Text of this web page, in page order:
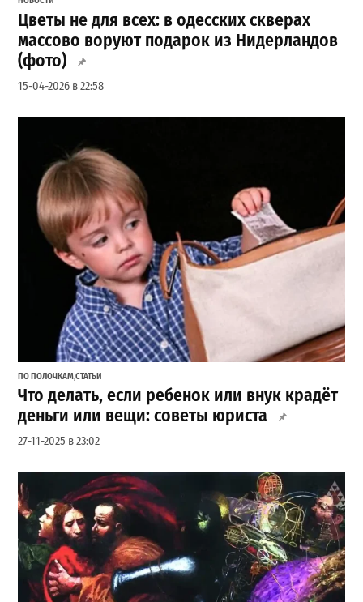
Цветы не для всех: в одесских скверах
массово воруют подарок из Нидерландов
(фото)
15-04-2026 в 22:58
ПО ПОЛОЧКАМ,СТАТЬИ
Что делать, если ребенок или внук крадёт
деньги или вещи: советы юриста
27-11-2025 в 23:02